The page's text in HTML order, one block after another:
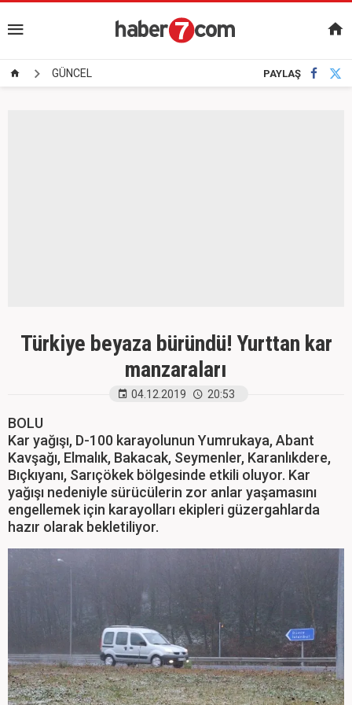
GÜNCEL PAYLAŞ
Türkiye beyaza büründü! Yurttan kar
manzaraları
04.12.2019 20:53
BOLU
Kar yağışı, D-100 karayolunun Yumrukaya, Abant
Kavşağı, Elmalık, Bakacak, Seymenler, Karanlıkdere,
Bıçkıyanı, Sarıçökek bölgesinde etkili oluyor. Kar
yağışı nedeniyle sürücülerin zor anlar yaşamasını
engellemek için karayolları ekipleri güzergahlarda
hazır olarak bekletiliyor.